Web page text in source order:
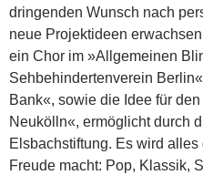
dringenden Wunsch nach
neue Projektideen
ein Chor im »Allgemeinen
Sehbehindertenverein
Bank«, sowie die Idee für
Neukölln«, ermöglicht durch
Elsbachstiftung. Es wird
Freude macht: Pop, Klassik,